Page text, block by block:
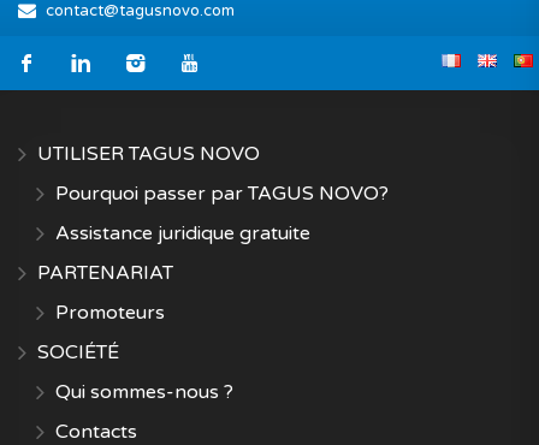
contact@tagusnovo.com
UTILISER TAGUS NOVO
Pourquoi passer par TAGUS NOVO?
Assistance juridique gratuite
PARTENARIAT
Promoteurs
SOCIÉTÉ
Qui sommes-nous ?
Contacts